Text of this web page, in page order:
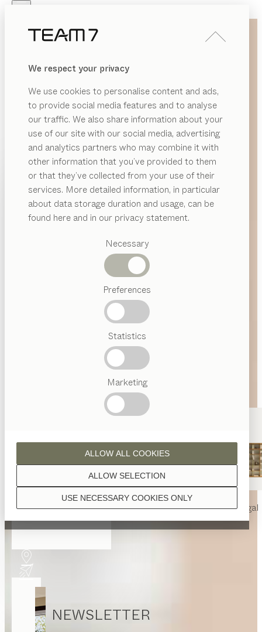
We respect your privacy
We use cookies to personalise content and ads,
to provide social media features and to analyse
our traffic. We also share information about your
use of our site with our social media, advertising
and analytics partners who may combine it with
other information that you’ve provided to them
or that they’ve collected from your use of their
services. More detailed information, in particular
about data storage duration and usage, can be
found here and in our privacy statement.
Necessary
Preferences
Statistics
Marketing
USE NECESSARY COOKIES ONLY
ALLOW SELECTION
ALLOW ALL COOKIES
PRODUKTE
INSPIRATION
HÄNDLER
Vorgeschlagene
Kategorien
Österreichisches
Handwerk
nyaTisch nyaStuhl filignoRegal
NEWSLETTER
PRODUKTE
INSPIRATION
ÜBER UNS